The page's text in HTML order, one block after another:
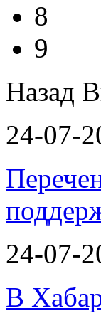
8
9
Назад
24-07-
24-07-
В